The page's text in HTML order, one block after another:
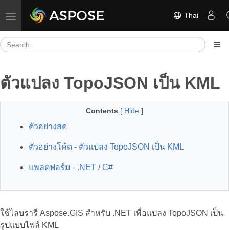
Toggle navigation Thai
ตัวแปลง TopoJSON เป็น KML
Contents [ Hide ]
ตัวอย่างสด
ตัวอย่างโค้ด - ตัวแปลง TopoJSON เป็น KML
แพลตฟอร์ม - .NET / C#
ใช้ไลบรารี Aspose.GIS สำหรับ .NET เพื่อแปลง TopoJSON เป็น
รูปแบบไฟล์ KML